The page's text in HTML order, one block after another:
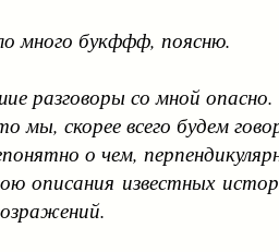
много букффф, поясню.
разговоры со мной опасно.
мы, скорее всего будем
о чем,
описания известных